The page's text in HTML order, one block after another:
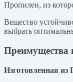
Пропилен, из
Вещество
выбрать
Преимущества
Изготовленная